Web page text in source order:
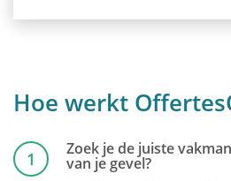
Hoe werkt
1 Zoek je de juiste
van je gevel?